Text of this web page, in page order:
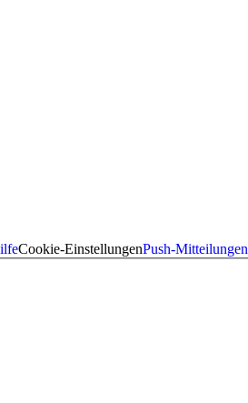
Cookie-EinstellungenPush-Mitteilungen